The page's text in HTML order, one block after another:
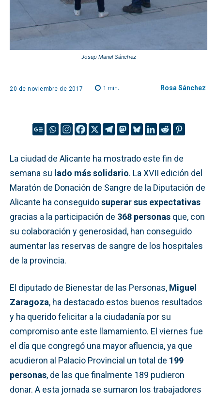
Josep Manel Sánchez
20 de noviembre de 2017 1 min. Rosa Sánchez
La ciudad de Alicante ha mostrado este fin de
semana su lado más solidario. La XVII edición del
Maratón de Donación de Sangre de la Diputación de
Alicante ha conseguidosuperar sus expectativas
gracias a la participación de 368 personas que, con
su colaboración y generosidad, han conseguido
aumentar las reservas de sangre de los hospitales
de la provincia.
El diputado de Bienestar de las Personas, Miguel
Zaragoza, ha destacado estos buenos resultados
y ha querido felicitar a la ciudadanía por su
compromiso ante este llamamiento. El viernes fue
el día que congregó una mayor afluencia, ya que
acudieron al Palacio Provincial un total de 199
personas, de las que finalmente 189 pudieron
donar. A esta jornada se sumaron los trabajadores